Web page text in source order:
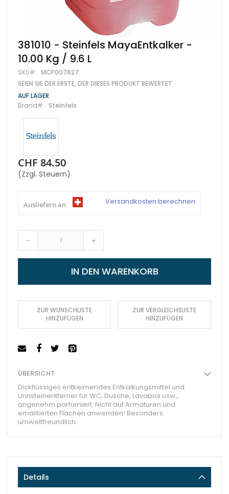
Zum
Anfang
der
Bildgalerie
springen
381010 - Steinfels MayaEntkalker -
10.00 Kg / 9.6 L
SKU MCP007627
SEIEN SIE DER ERSTE, DER DIESES PRODUKT BEWERTET
AUF LAGER
Brand
Steinfels
CHF 84.50
(Zzgl. Steuern)
Ausliefern an Versandkosten berechnen
- +
IN DEN WARENKORB
ZUR WUNSCHLISTE
HINZUFÜGEN
ZUR VERGLEICHSLISTE
HINZUFÜGEN
ÜBERSICHT
Dickflüssiges entkeimendes Entkalkungsmittel und
Urinsteinentferner für WC, Dusche, Lavabos usw.,
angenehm parfümiert. Nicht auf Armaturen und
emaillierten Flächen anwenden! Besonders
umweltfreundlich
Details